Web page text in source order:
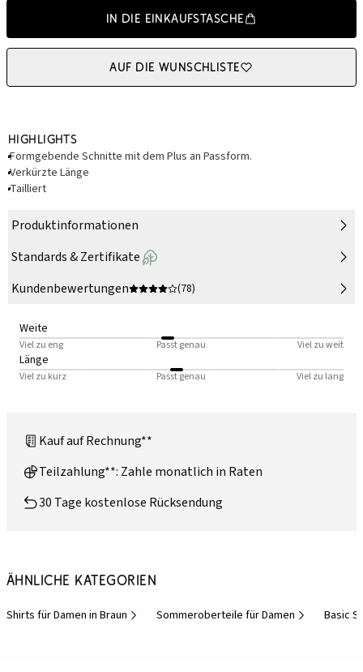
In die Einkaufstasche
Auf die Wunschliste
Highlights
Formgebende Schnitte mit dem Plus an Passform.
Verkürzte Länge
Tailliert
Produktinformationen
Standards & Zertifikate
Kundenbewertungen
(78)
Weite
Viel zu eng Passt genau Viel zu weit
Länge
Viel zu kurz Passt genau Viel zu lang
Kauf auf Rechnung**
Teilzahlung**: Zahle monatlich in Raten
30 Tage kostenlose Rücksendung
Ähnliche Kategorien
Shirts für Damen in Braun Sommeroberteile für Damen Basic